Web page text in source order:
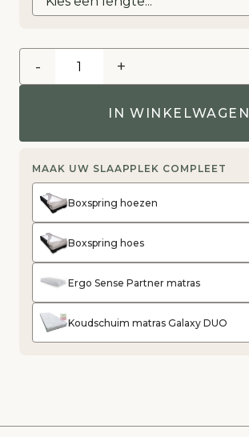
- +
IN WINKELWAGEN
MAAK UW SLAAPPLEK COMPLEET
Boxspring hoezen
Boxspring hoes
Ergo Sense Partner matras
Koudschuim matras Galaxy DUO